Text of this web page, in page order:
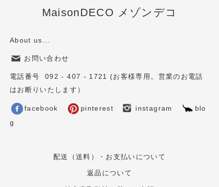
MaisonDECO メゾンデコ
About us...
お問い合わせ
電話番号 092 - 407 - 1721 (お客様専用。営業のお電話
はお断りいたします）
facebook pinterest instagram
blo
g
配送（送料）・お支払いについて
返品について